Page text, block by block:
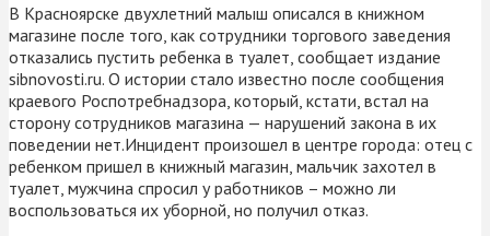
В Красноярске двухлетний малыш описался в книжном
магазине после того, как сотрудники торгового заведения
отказались пустить ребенка в туалет, сообщает издание
sibnovosti.ru. О истории стало известно после сообщения
краевого Роспотребнадзора, который, кстати, встал на
сторону сотрудников магазина — нарушений закона в их
поведении нет.Инцидент произошел в центре города: отец с
ребенком пришел в книжный магазин, мальчик захотел в
туалет, мужчина спросил у работников – можно ли
воспользоваться их уборной, но получил отказ.